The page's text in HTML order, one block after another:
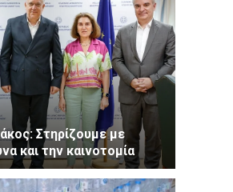
Στηρίζουμε με
και την καινοτομία